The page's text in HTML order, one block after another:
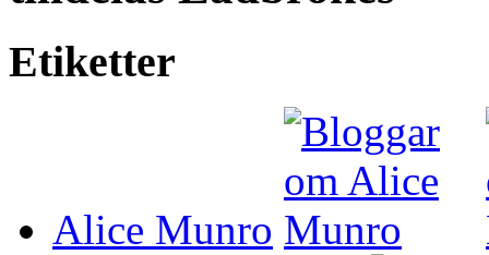
Etiketter
Alice Munro